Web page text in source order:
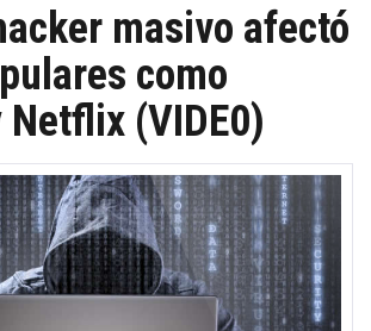
masivo afectó
como
(VIDE0)